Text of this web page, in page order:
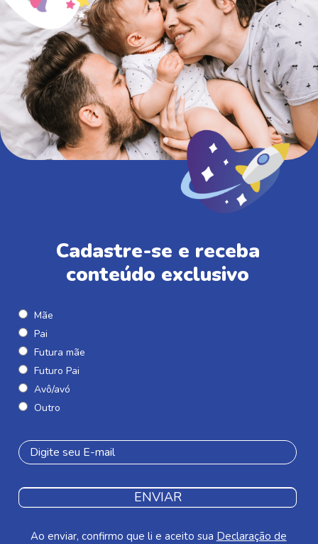
Cadastre-se e receba
conteúdo exclusivo
Mãe
Pai
Futura mãe
Futuro Pai
Avô/avó
Outro
ENVIAR
Ao enviar, confirmo que li e aceito sua Declaração de